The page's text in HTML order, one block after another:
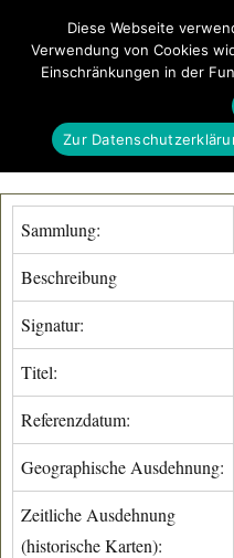
GeoGREIF
Sammlung:
Beschreibung
Signatur:
Titel:
Referenzdatum:
Geographische Ausdehnung:
Zeitliche Ausdehnung
(historische Karten):
Diese Webseite
Verwendung von Cookies
Einschränkungen in der
Zur